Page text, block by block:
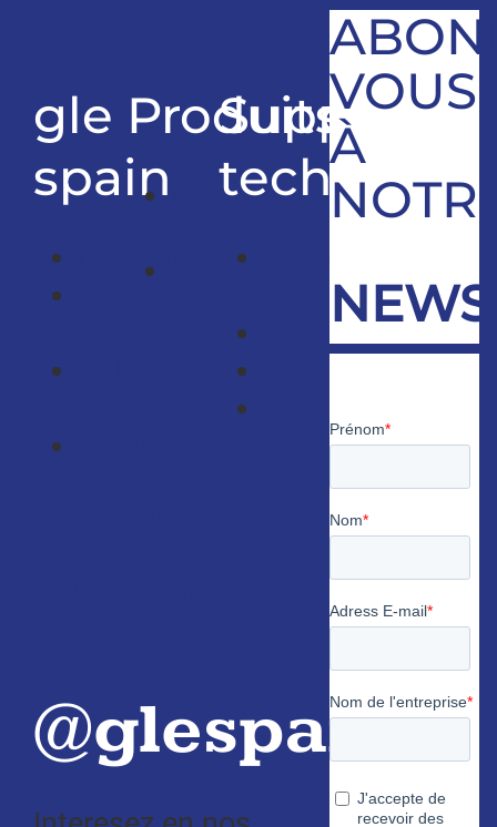
gle
spain
Produits
Monte
Ascenseurs
Support
technique
technique
Catalogues
Ascenseurs
@glespain
VOUS
À